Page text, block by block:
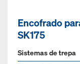
Encofrado
SK175
Sistemas de trepa